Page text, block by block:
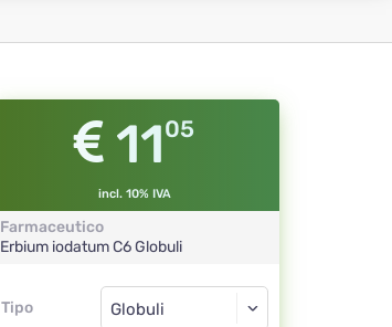
1105
incl. 10% IVA
Farmaceutico
Erbium iodatumC6 Globuli
Tipo
Tipo